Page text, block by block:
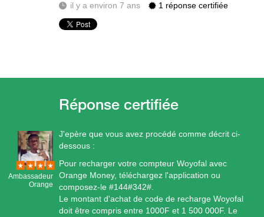
il y a environ 7 ans
1 réponse certifiée
Ambassadeur
Orange
J'epère que vous avez procédé comme décrit ci-
dessous :
Pour recharger votre compteur Woyofal avec
Orange Money, téléchargez l'application ou
composez-le #144#342#.
Le montant d'achat de code de recharge Woyofal
doit être compris entre 1000F et 1 500 000F. Le